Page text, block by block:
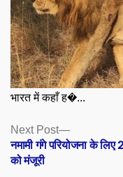
भारत में कहाँ ह�...
Posts
navigation
Next Post
Next
post:
नमामी गंगे परियोजना के
को मंजूरी